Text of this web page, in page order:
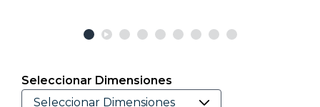
Seleccionar Dimensiones